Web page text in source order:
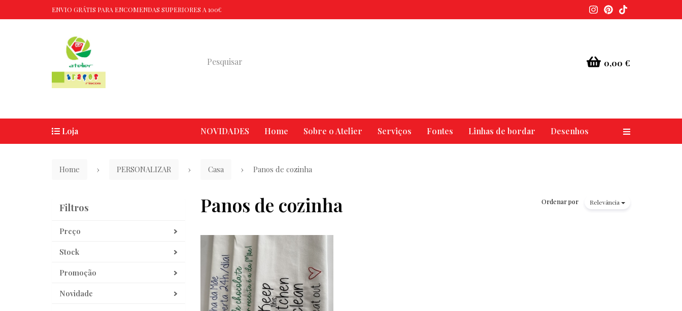
ENVIO GRÁTIS PARA ENCOMENDAS SUPERIORES A 100€
0,00 €
NOVIDADES Home Sobre o Atelier Serviços Fontes Linhas de bordar Desenhos
Loja
Home PERSONALIZAR Casa Panos de cozinha
Filtros
Preço
Stock
Promoção
Novidade
Panos de cozinha Ordenar por Relevância